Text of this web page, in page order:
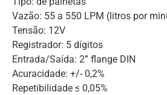
Vazão: 55 a 550 LPM (litros por
Tensão: 12V
Registrador: 5 dígitos
Entrada/Saída: 2” flange DIN
Acuracidade: +/- 0,2%
Repetibilidade ≤ 0,05%